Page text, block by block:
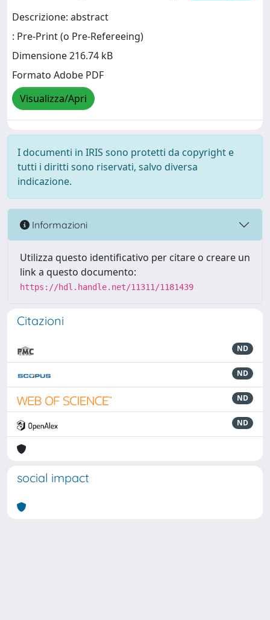
Descrizione: abstract
: Pre-Print (o Pre-Refereeing)
Dimensione 216.74 kB
Formato Adobe PDF
Visualizza/Apri
I documenti in IRIS sono protetti da copyright e
tutti i diritti sono riservati, salvo diversa
indicazione.
Informazioni
Utilizza questo identificativo per citare o creare un
link a questo documento:
https://hdl.handle.net/11311/1181439
Citazioni
ND
ND
ND
ND
social impact